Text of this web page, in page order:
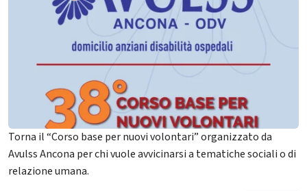
Torna il “Corso base per nuovi volontari” organizzato da
Avulss Ancona per chi vuole avvicinarsi a tematiche sociali o di
relazione umana.